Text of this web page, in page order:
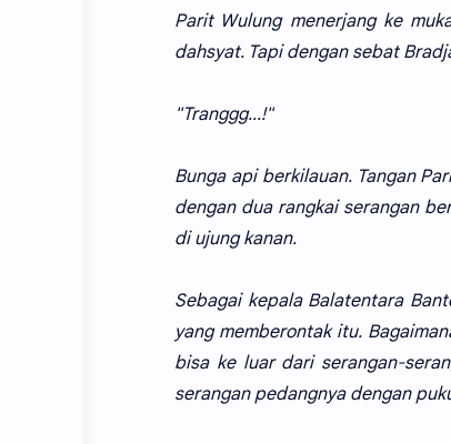
Parit Wulung menerjang ke
dahsyat. Tapi dengan sebat
"Tranggg...!"
Bunga api berkilauan. Tangan
dengan dua rangkai serangan
di ujung kanan.
Sebagai kepala Balatentara
yang memberontak itu.
bisa ke luar dari serangan-
serangan pedangnya dengan